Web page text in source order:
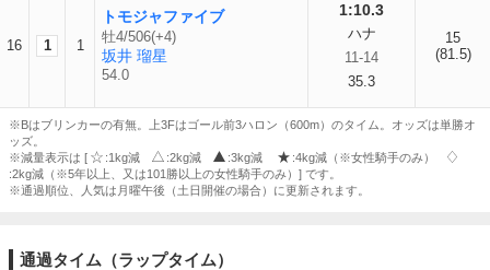
16 1 1
トモジャファイブ
牡4/506(+4)
坂井 瑠星
54.0
1:10.3
ハナ
11-14
35.3
15
(81.5)
※Bはブリンカーの有無。上3Fはゴール前3ハロン（600m）のタイム。オッズは単勝オ
ッズ。
※減量表示は [
:1kg減 :2kg減 :3kg減
:4kg減（※女性騎手のみ）
:2kg減（※5年以上、又は101勝以上の女性騎手のみ）] です。
※通過順位、人気は月曜午後（土日開催の場合）に更新されます。
通過タイム（ラップタイム）